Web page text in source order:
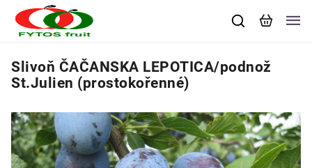
Slivoň ČAČANSKA LEPOTICA/podnož
St.Julien (prostokořenné)